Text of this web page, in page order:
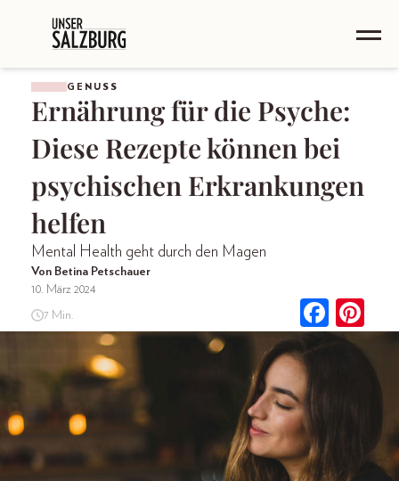
GENUSS
Ernährung für die Psyche:
Diese Rezepte können bei
psychischen Erkrankungen
helfen
Mental Health geht durch den Magen
Von Betina Petschauer
10. März 2024
7 Min.